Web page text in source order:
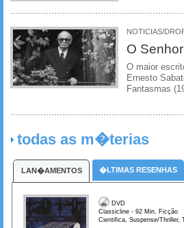
NOTICIAS/
O
O maior
Ernesto
Fantasmas
todas as m�terias
LAN�AMENTOS �LTIMAS RESENHAS
DVD
Classicline - 92 Min. Ficção
Cientifica, Suspense/Thriller,